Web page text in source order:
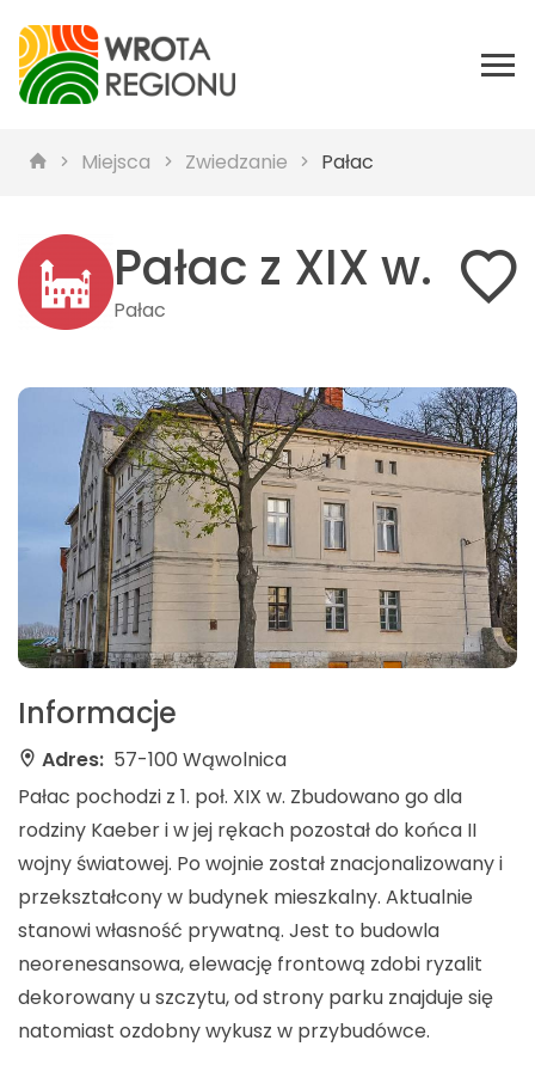
Miejsca Zwiedzanie Pałac
Pałac z XIX w.
Pałac
Informacje
Adres: 57-100 Wąwolnica
Pałac pochodzi z 1. poł. XIX w. Zbudowano go dla
rodziny Kaeber i w jej rękach pozostał do końca II
wojny światowej. Po wojnie został znacjonalizowany i
przekształcony w budynek mieszkalny. Aktualnie
stanowi własność prywatną. Jest to budowla
neorenesansowa, elewację frontową zdobi ryzalit
dekorowany u szczytu, od strony parku znajduje się
natomiast ozdobny wykusz w przybudówce.